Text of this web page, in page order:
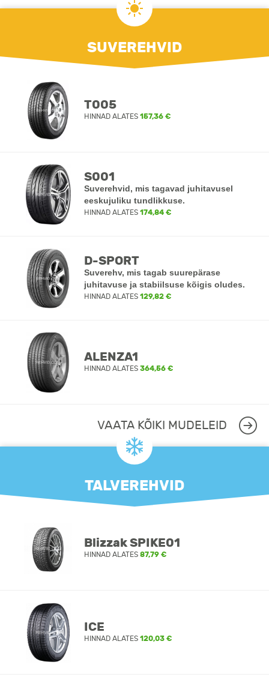
SUVEREHVID
T005
HINNAD ALATES 157,36 €
S001
Suverehvid, mis tagavad juhitavusel
eeskujuliku tundlikkuse.
HINNAD ALATES 174,84 €
D-SPORT
Suverehv, mis tagab suurepärase
juhitavuse ja stabiilsuse kõigis oludes.
HINNAD ALATES 129,82 €
ALENZA1
HINNAD ALATES 364,56 €
VAATA KÕIKI MUDELEID
TALVEREHVID
Blizzak SPIKE01
HINNAD ALATES 87,79 €
ICE
HINNAD ALATES 120,03 €